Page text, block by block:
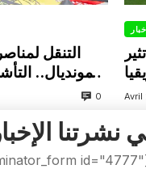
التنقل
المونديال..
تضع المناصر
0
أحداث
Avril
PLUS
id="4777"]